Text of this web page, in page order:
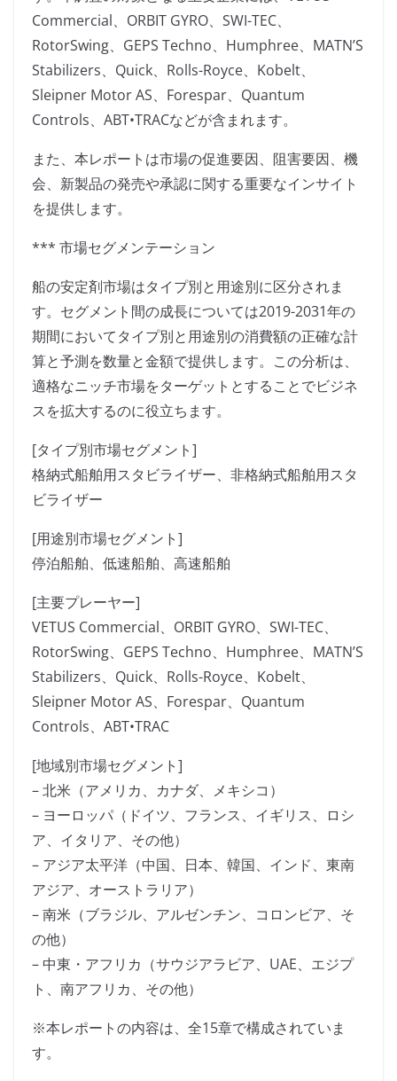
Commercial、ORBIT GYRO、SWI-TEC、
RotorSwing、GEPS Techno、Humphree、MATN’S
Stabilizers、Quick、Rolls-Royce、Kobelt、
Sleipner Motor AS、Forespar、Quantum
Controls、ABT•TRACなどが含まれます。
また、本レポートは市場の促進要因、阻害要因、機
会、新製品の発売や承認に関する重要なインサイト
を提供します。
*** 市場セグメンテーション
船の安定剤市場はタイプ別と用途別に区分されま
す。セグメント間の成長については2019-2031年の
期間においてタイプ別と用途別の消費額の正確な計
算と予測を数量と金額で提供します。この分析は、
適格なニッチ市場をターゲットとすることでビジネ
スを拡大するのに役立ちます。
[タイプ別市場セグメント]
格納式船舶用スタビライザー、非格納式船舶用スタ
ビライザー
[用途別市場セグメント]
停泊船舶、低速船舶、高速船舶
[主要プレーヤー]
VETUS Commercial、ORBIT GYRO、SWI-TEC、
RotorSwing、GEPS Techno、Humphree、MATN’S
Stabilizers、Quick、Rolls-Royce、Kobelt、
Sleipner Motor AS、Forespar、Quantum
Controls、ABT•TRAC
[地域別市場セグメント]
– 北米（アメリカ、カナダ、メキシコ）
– ヨーロッパ（ドイツ、フランス、イギリス、ロシ
ア、イタリア、その他）
– アジア太平洋（中国、日本、韓国、インド、東南
アジア、オーストラリア）
– 南米（ブラジル、アルゼンチン、コロンビア、そ
の他）
– 中東・アフリカ（サウジアラビア、UAE、エジプ
ト、南アフリカ、その他）
※本レポートの内容は、全15章で構成されていま
す。